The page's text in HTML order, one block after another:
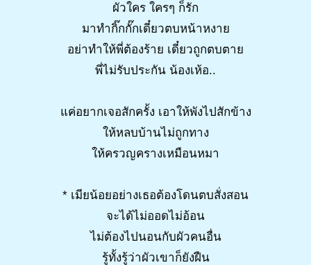
ผัวใคร ใครๆ ก็รัก
มาทำกิ๊กกั๊กเดี๋ยวตบหน้าหงาย
อย่าทำให้พี่ต้องร้าย เดี๋ยวถูกตบตาย
พี่ไม่รับประกัน น้องเห้อ..
แค่อยากเจอสักครั้ง เอาให้พังไปสักข้าง
ให้หลบบ้านไม่ถูกทาง
ให้ครวญครางเหมือนหมา
* เมียน้อยอย่างเธอต้องโดนตบสั่งสอน
จะได้ไม่ออดไม่อ้อน
ไม่ต้องไปนอนกับผัวคนอื่น
รู้ทั้งรู้ว่าผัวเขาก็ยังฝืน